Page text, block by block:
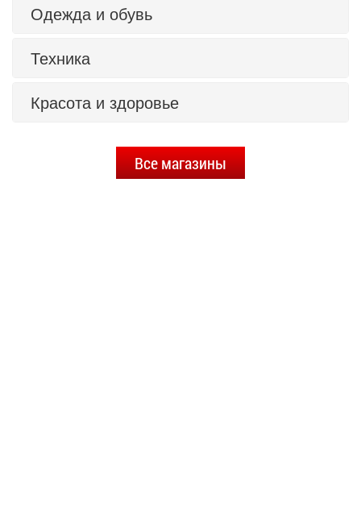
Одежда и обувь
Техника
Красота и здоровье
Все магазины